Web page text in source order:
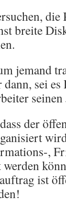
die
breite
jemand
dann, sei
der
,
ist